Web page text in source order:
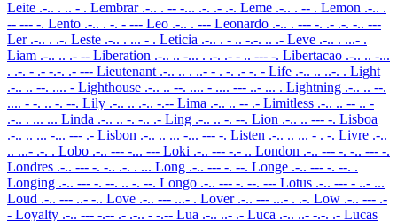
Leite .-.. . .. - . Lembrar .-.. . -- -... .-. .- .-. Leme .-.. . -- . Lemon .-.. .
-- --- -. Lento .-.. . -. - --- Leo .-.. . --- Leonardo .-.. . --- -. .- .-. -.. ---
Ler .-.. . .-. Leste .-.. . ... - . Leticia .-.. . - .. -.-. .. .- Leve .-.. . ...- .
Liam .-.. .. .- -- Liberation .-.. .. -... . .-. .- - .. --- -. Libertacao .-.. .. -...
. .-. - .- -.-. .- --- Lieutenant .-.. .. . ..- - . -. .- -. - Life .-.. .. ..-. . Light
.-.. .. --. .... - Lighthouse .-.. .. --. .... - .... --- ..- ... . Lightning .-.. .. --.
.... - -. .. -. --. Lily .-.. .. .-.. -.-- Lima .-.. .. -- .- Limitless .-.. .. -- .. -
.-.. . ... ... Linda .-.. .. -. -.. .- Ling .-.. .. -. --. Lion .-.. .. --- -. Lisboa
.-.. .. ... -... --- .- Lisbon .-.. .. ... -... --- -. Listen .-.. .. ... - . -. Livre .-..
.. ...- .-. . Lobo .-.. --- -... --- Loki .-.. --- -.- .. London .-.. --- -. -.. --- -.
Londres .-.. --- -. -.. .-. . ... Long .-.. --- -. --. Longe .-.. --- -. --. .
Longing .-.. --- -. --. .. -. --. Longo .-.. --- -. --. --- Lotus .-.. --- - ..- ...
Loud .-.. --- ..- -.. Love .-.. --- ...- . Lover .-.. --- ...- . .-. Low .-.. --- .-
- Loyalty .-.. --- -.-- .- .-.. - -.-- Lua .-.. ..- .- Luca .-.. ..- -.-. .- Lucas